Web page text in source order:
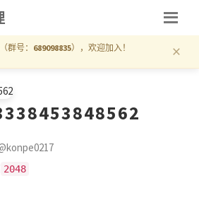
群号： 689098835），欢迎加入！ ×
2048